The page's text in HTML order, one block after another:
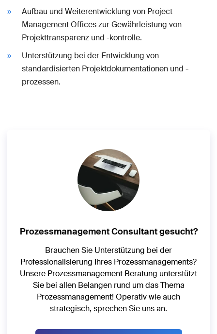
Aufbau und Weiterentwicklung von Project
Management Offices zur Gewährleistung von
Projekttransparenz und -kontrolle.
Unterstützung bei der Entwicklung von
standardisierten Projektdokumentationen und -
prozessen.
Prozessmanagement Consultant gesucht?
Brauchen Sie Unterstützung bei der
Professionalisierung Ihres Prozessmanagements?
Unsere Prozessmanagement Beratung unterstützt
Sie bei allen Belangen rund um das Thema
Prozessmanagement! Operativ wie auch
strategisch, sprechen Sie uns an.